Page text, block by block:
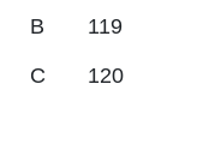
B 119
C 120